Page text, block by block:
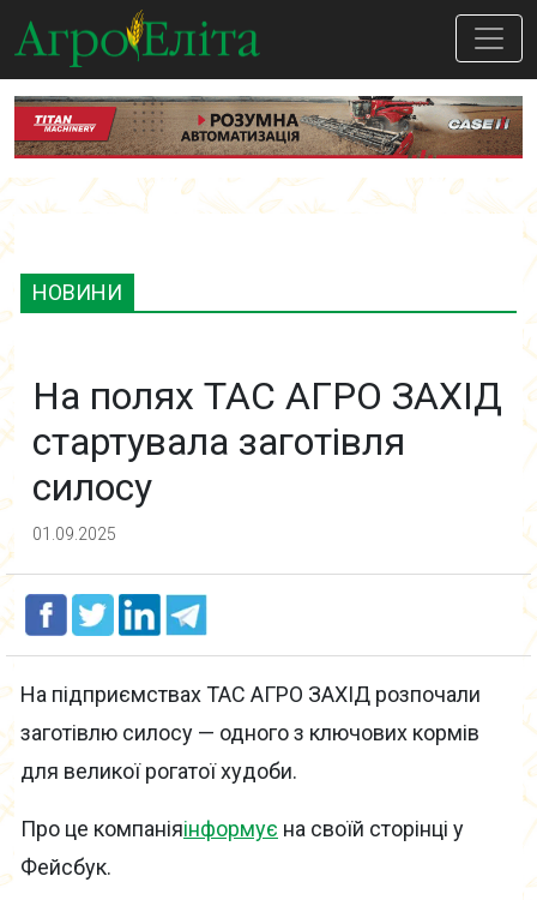
НОВИНИ
На полях ТАС АГРО ЗАХІД
стартувала заготівля
силосу
01.09.2025
На підприємствах ТАС АГРО ЗАХІД розпочали
заготівлю силосу — одного з ключових кормів
для великої рогатої худоби.
Про це компаніяінформує на своїй сторінці у
Фейсбук.